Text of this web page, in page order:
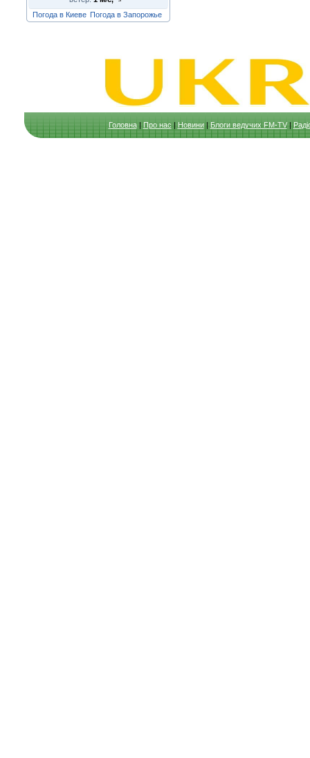
Погода в Киеве Погода в Запорожье
Головна|Про нас|Новини|Блоги ведучих FM-TV|